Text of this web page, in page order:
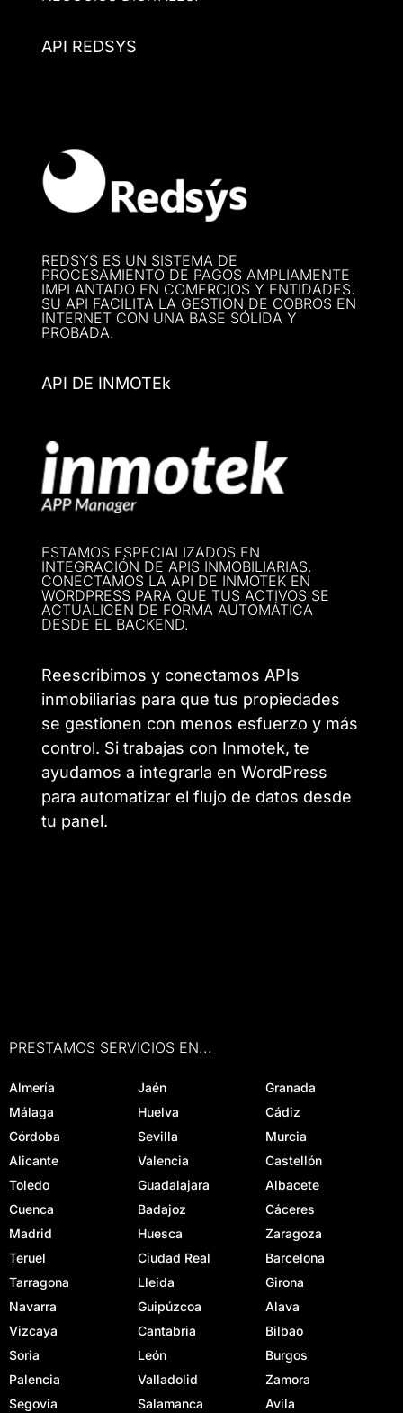
API REDSYS
REDSYS ES UN SISTEMA DE
PROCESAMIENTO DE PAGOS AMPLIAMENTE
IMPLANTADO EN COMERCIOS Y ENTIDADES.
SU API FACILITA LA GESTIÓN DE COBROS EN
INTERNET CON UNA BASE SÓLIDA Y
PROBADA.
API DE INMOTEk
ESTAMOS ESPECIALIZADOS EN
INTEGRACIÓN DE APIS INMOBILIARIAS.
CONECTAMOS LA API DE INMOTEK EN
WORDPRESS PARA QUE TUS ACTIVOS SE
ACTUALICEN DE FORMA AUTOMÁTICA
DESDE EL BACKEND.
Reescribimos y conectamos APIs
inmobiliarias para que tus propiedades
se gestionen con menos esfuerzo y más
control. Si trabajas con Inmotek, te
ayudamos a integrarla en WordPress
para automatizar el flujo de datos desde
tu panel.
PRESTAMOS SERVICIOS EN...
Almería Jaén
Granada
Málaga
Huelva
Cádiz
Córdoba
Sevilla
Murcia
Alicante
Valencia
Castellón
Toledo
Guadalajara
Albacete
Cuenca
Badajoz
Cáceres
Madrid
Huesca
Zaragoza
Teruel
Ciudad Real
Barcelona
Tarragona
Lleida
Girona
Navarra
Guipúzcoa
Alava
Vizcaya
Cantabria
Bilbao
Soria
León
Burgos
Palencia
Valladolid
Zamora
Segovia
Salamanca
Avila